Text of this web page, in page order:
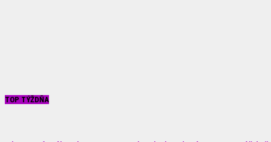
TOP TÝŽDŇA